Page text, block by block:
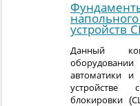
устройств
Данный
автоматики
устройстве
блокировки